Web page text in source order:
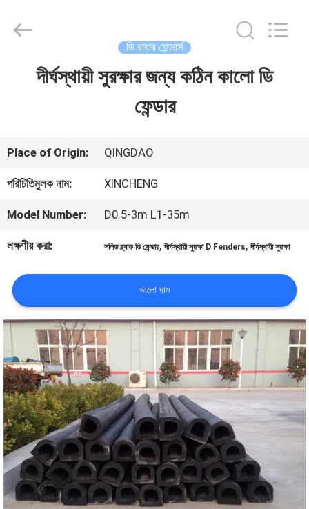
VR
প্রদর্শন
আমাদের
সম্পর্কে
কারখানা
ভ্রমণ
মান
নিয়ন্ত্রণ
যোগাযোগ
Rubber
Products
ডি রাবার ফেন্ডার্স
দীর্ঘস্থায়ী সুরক্ষার জন্য কঠিন কালো ডি
ফেন্ডার
Place of Origin: QINGDAO
পরিচিতিমুলক নাম: XINCHENG
Model Number: D0.5-3m L1-35m
লক্ষণীয় করা: সলিড ব্ল্যাক ডি ফেন্ডার,দীর্ঘস্থায়ী সুরক্ষা D Fenders,দীর্ঘস্থায়ী সুরক্ষা
ভালো দাম